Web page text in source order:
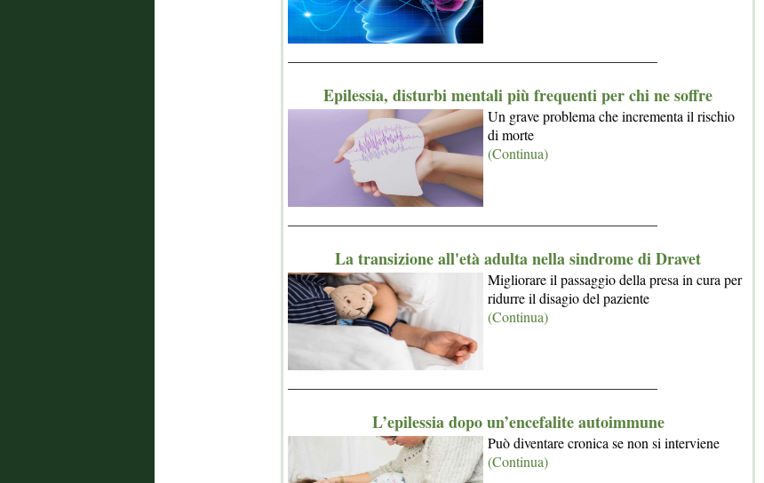
Epilessia, disturbi mentali più frequenti per chi ne soffre
Un grave problema che incrementa il rischio
di morte
(Continua)
La transizione all'età adulta nella sindrome di Dravet
Migliorare il passaggio della presa in cura per
ridurre il disagio del paziente
(Continua)
L’epilessia dopo un’encefalite autoimmune
Può diventare cronica se non si interviene
(Continua)